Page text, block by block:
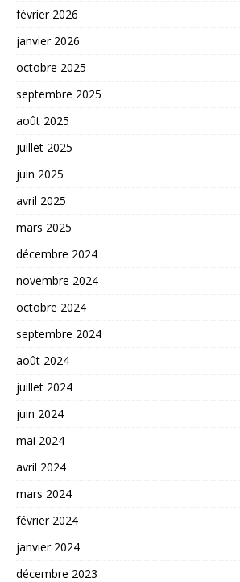
février 2026
janvier 2026
octobre 2025
septembre 2025
août 2025
juillet 2025
juin 2025
avril 2025
mars 2025
décembre 2024
novembre 2024
octobre 2024
septembre 2024
août 2024
juillet 2024
juin 2024
mai 2024
avril 2024
mars 2024
février 2024
janvier 2024
décembre 2023